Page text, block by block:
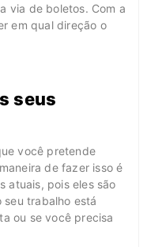
via de boletos. Com a
em qual direção o
seus
você pretende
de fazer isso é
atuais, pois eles são
seu trabalho está
ou se você precisa